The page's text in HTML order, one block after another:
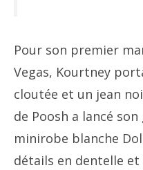
Pour son premier
Vegas, Kourtney
cloutée et un jean
de Poosh a lancé
minirobe blanche
détails en dentelle